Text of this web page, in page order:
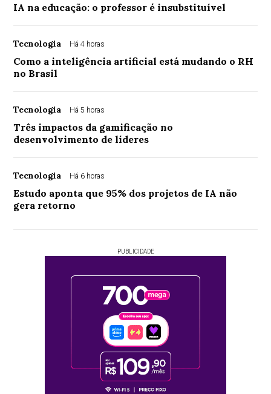
IA na educação: o professor é insubstituível
Tecnologia Há 4 horas
Como a inteligência artificial está mudando o RH
no Brasil
Tecnologia Há 5 horas
Três impactos da gamificação no
desenvolvimento de líderes
Tecnologia Há 6 horas
Estudo aponta que 95% dos projetos de IA não
gera retorno
PUBLICIDADE